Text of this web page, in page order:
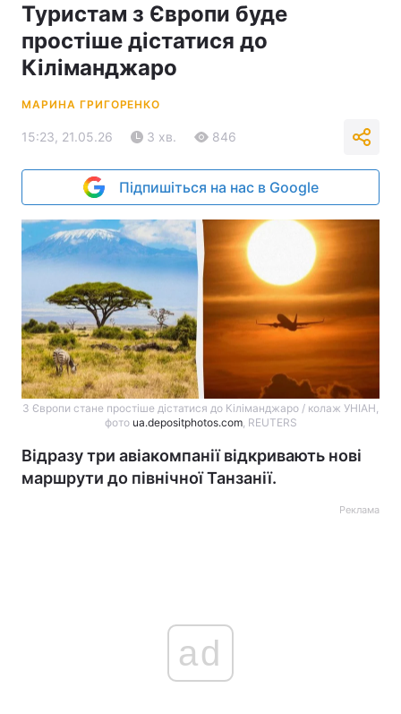
Туристам з Європи буде
простіше дістатися до
Кіліманджаро
МАРИНА ГРИГОРЕНКО
15:23, 21.05.26 3 хв. 846
Підпишіться на нас в Google
З Європи стане простіше дістатися до Кіліманджаро / колаж УНІАН,
фото ua.depositphotos.com, REUTERS
Відразу три авіакомпанії відкривають нові
маршрути до північної Танзанії.
Реклама
ad